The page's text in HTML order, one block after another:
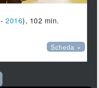
-2016), 102 min.
Scheda »